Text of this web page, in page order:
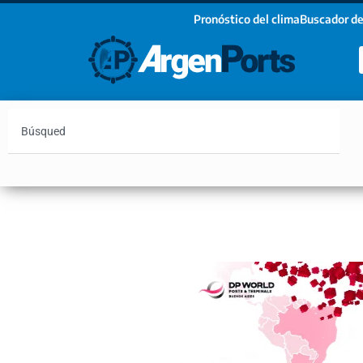
Pronóstico del climaBuscador
¡Sumate a nuestro Newsletter!
Email
Estoy de acuerdo con las condiciones y políticas